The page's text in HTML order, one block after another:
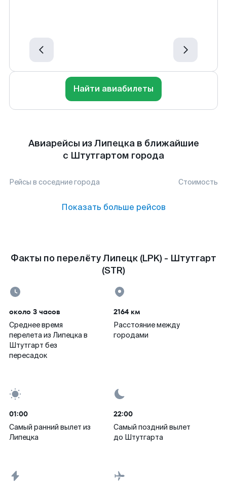
Найти авиабилеты
Авиарейсы из Липецка в ближайшие
с Штутгартом города
Рейсы в соседние города Стоимость
Показать больше рейсов
Факты по перелёту Липецк (LPK) - Штутгарт
(STR)
около 3 часов
Среднее время
перелета из Липецка в
Штутгарт без
пересадок
2164 км
Расстояние между
городами
01:00
Самый ранний вылет из
Липецка
22:00
Самый поздний вылет
до Штутгарта